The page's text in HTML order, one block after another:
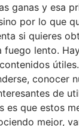
ganas y esa
por lo que
si quieres
fuego lento.
conocer
de
es que estos
mejor,